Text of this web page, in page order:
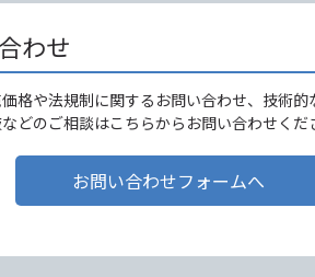
わせ
格や法規制に関するお問い合わせ、技術的
どのご相談はこちらからお問い合わせくだ
お問い合わせフォームへ